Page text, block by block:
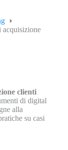
acquisizione
clienti
di digital
alla
su casi